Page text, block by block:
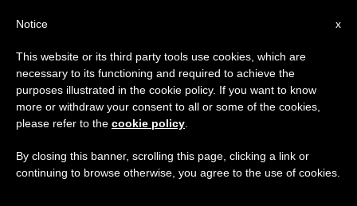
x
Notice
This website or its third party tools use cookies, which are
necessary to its functioning and required to achieve the
purposes illustrated in the cookie policy. If you want to know
more or withdraw your consent to all or some of the cookies,
please refer to the cookie policy
By closing this banner, scrolling this page, clicking a link or
continuing to browse otherwise, you agree to the use of cookies.